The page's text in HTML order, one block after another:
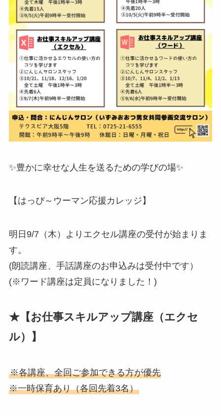
✨豊かに幸せな人生を送るための学びの場✨
【はっぴ～ウーマン応援カレッジ】
明日9/7（木）よりエクセル講座の受付が始まりま
す。
(朗読講座、手話講座のお申込みは受付中です）
(※ワード講座は定員になりました！)
★【お仕事スキルアップ講座（エクセ
ル）】
※各講座、全回ご参加できる方が優先
※一時保育あり（各回先着3名）